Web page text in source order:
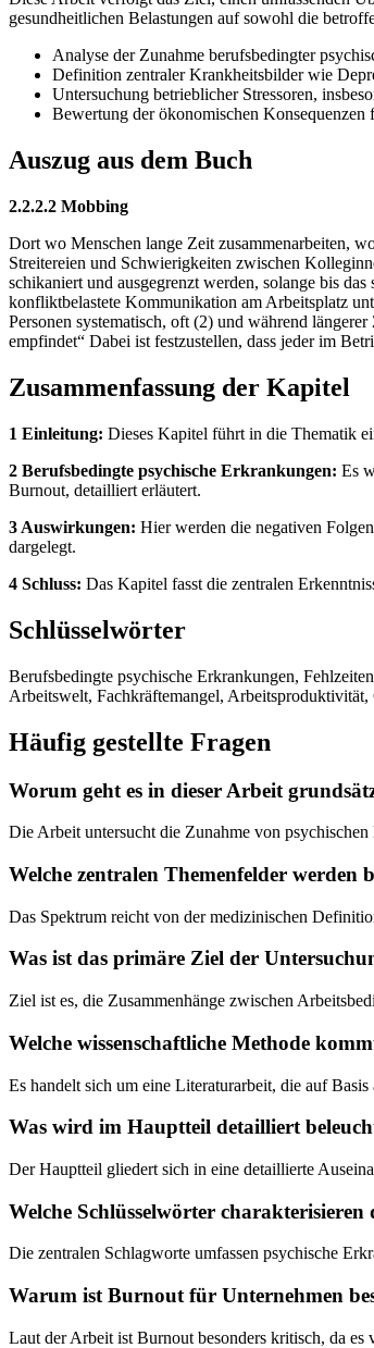
gesundheitlichen Belastungen auf sowohl die
Analyse der Zunahme berufsbedingter
Definition zentraler Krankheitsbilder wie
Untersuchung betrieblicher Stressoren,
Bewertung der ökonomischen
Auszug aus dem Buch
2.2.2.2 Mobbing
Dort wo Menschen lange Zeit zusammenarbeiten,
Streitereien und Schwierigkeiten zwischen
schikaniert und ausgegrenzt werden, solange bis
konfliktbelastete Kommunikation am Arbeitsplatz
Personen systematisch, oft (2) und während
empfindet“ Dabei ist festzustellen, dass jeder im
Zusammenfassung der Kapitel
1 Einleitung: Dieses Kapitel führt in die Thematik
2 Berufsbedingte psychische Erkrankungen: Es
Burnout, detailliert erläutert.
3 Auswirkungen: Hier werden die negativen
dargelegt.
4 Schluss: Das Kapitel fasst die zentralen
Schlüsselwörter
Berufsbedingte psychische Erkrankungen,
Arbeitswelt, Fachkräftemangel, Arbeitsproduktivität,
Häufig gestellte Fragen
Worum geht es in dieser Arbeit
Die Arbeit untersucht die Zunahme von
Welche zentralen Themenfelder werden
Das Spektrum reicht von der medizinischen
Was ist das primäre Ziel der
Ziel ist es, die Zusammenhänge zwischen
Welche wissenschaftliche Methode
Es handelt sich um eine Literaturarbeit, die auf
Was wird im Hauptteil detailliert
Der Hauptteil gliedert sich in eine detaillierte
Welche Schlüsselwörter charakterisieren
Die zentralen Schlagworte umfassen psychische
Warum ist Burnout für Unternehmen
Laut der Arbeit ist Burnout besonders kritisch, da